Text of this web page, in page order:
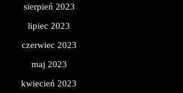
sierpień 2023
lipiec 2023
czerwiec 2023
maj 2023
kwiecień 2023